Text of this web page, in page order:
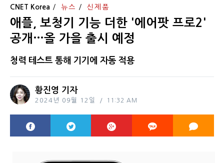
CNET Korea 뉴스 신제품
애플, 보청기 기능 더한 '에어팟 프로2'
공개…올 가을 출시 예정
청력 테스트 통해 기기에 자동 적용
황진영 기자
2024년 09월 12일 11:32 AM